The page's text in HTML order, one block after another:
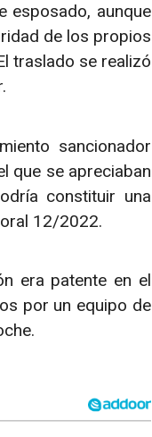
esposado, aunque
de los propios
traslado se realizó
sancionador
que se apreciaban
constituir una
12/2022.
era patente en el
por un equipo de